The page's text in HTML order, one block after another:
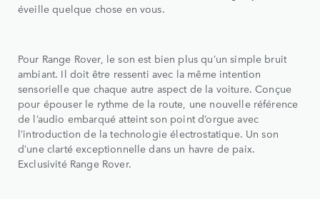
éveille quelque chose en vous.
Pour Range Rover, le son est bien plus qu’un simple bruit
ambiant. Il doit être ressenti avec la même intention
sensorielle que chaque autre aspect de la voiture. Conçue
pour épouser le rythme de la route, une nouvelle référence
de l’audio embarqué atteint son point d’orgue avec
l’introduction de la technologie électrostatique. Un son
d’une clarté exceptionnelle dans un havre de paix.
Exclusivité Range Rover.